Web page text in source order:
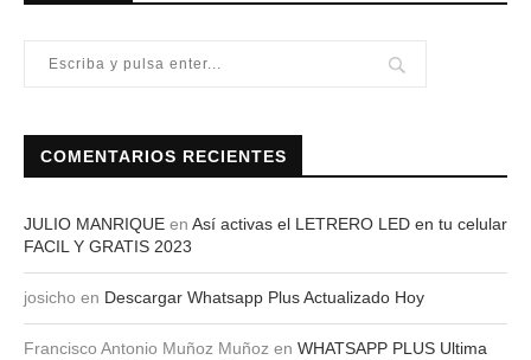
COMENTARIOS RECIENTES
JULIO MANRIQUE en Así activas el LETRERO LED en tu celular
FACIL Y GRATIS 2023
josicho en Descargar Whatsapp Plus Actualizado Hoy
Francisco Antonio Muñoz Muñoz en WHATSAPP PLUS Ultima